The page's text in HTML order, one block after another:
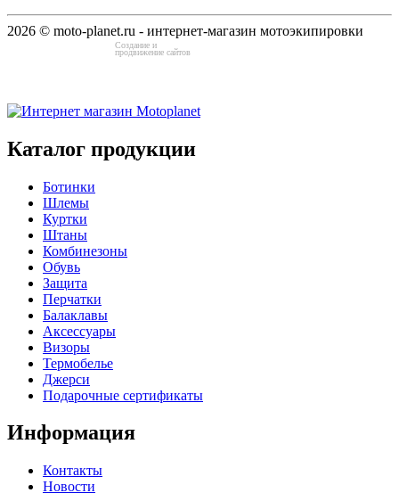
2026 © moto-planet.ru - интернет-магазин мотоэкипировки
Создание и
продвижение сайтов
Каталог продукции
Ботинки
Шлемы
Куртки
Штаны
Комбинезоны
Обувь
Защита
Перчатки
Балаклавы
Аксессуары
Визоры
Термобелье
Джерси
Подарочные сертификаты
Информация
Контакты
Новости